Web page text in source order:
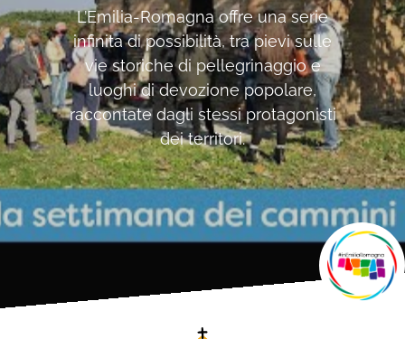
L’Emilia-Romagna offre una serie
infinita di possibilità, tra pievi sulle
vie storiche di pellegrinaggio e
luoghi di devozione popolare,
raccontate dagli stessi protagonisti
dei territori.